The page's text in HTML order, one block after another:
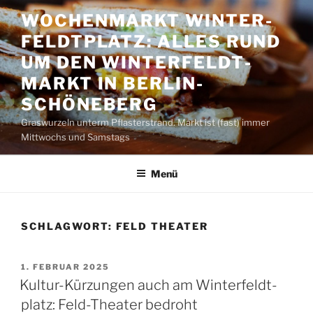
Zum
Inhalt
springen
WOCHENMARKT WINTER­
FELDT­PLATZ: ALLES RUND
UM DEN WINTER­FELDT­
MARKT IN BERLIN-
SCHÖNEBERG
Graswurzeln unterm Pflasterstrand. Markt ist (fast) immer
Mittwochs und Samstags
Menü
SCHLAGWORT: FELD THEATER
VERÖFFENTLICHT
AM
1. FEBRUAR 2025
Kultur-Kürzungen auch am Winter­feldt­
platz: Feld-Theater bedroht